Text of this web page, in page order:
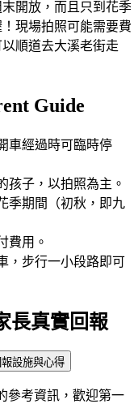
開放，而且只到花季
現場拍照可能需要費
順道去大溪老街走
Guide
車經過時可臨時停
孩子，以拍照為主。
季期間（初秋，即九
費用。
，步行一小段路即可
長真實回報
設施與心得
參考資訊，歡迎第一